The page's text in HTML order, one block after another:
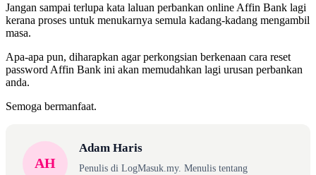
Jangan sampai terlupa kata laluan perbankan online Affin Bank lagi
kerana proses untuk menukarnya semula kadang-kadang mengambil
masa.
Apa-apa pun, diharapkan agar perkongsian berkenaan cara reset
password Affin Bank ini akan memudahkan lagi urusan perbankan
anda.
Semoga bermanfaat.
AH
Adam Haris
Penulis di LogMasuk.my. Menulis tentang